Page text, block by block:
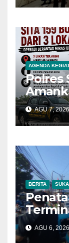
AGENDA
Polres
Ilegal
AGU 7, 2026
BERITA
Sopir,
AGU 6, 2026